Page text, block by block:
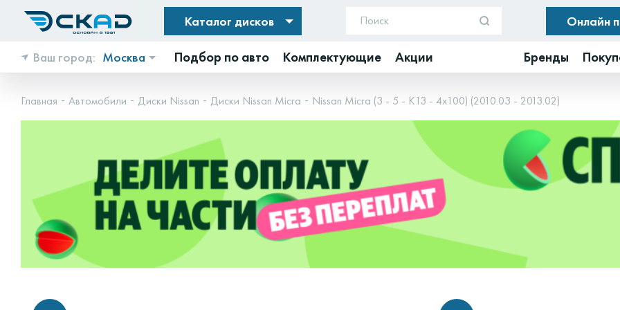
Каталог дисков Онлайн
Ваш город: Москва Подбор по авто Комплектующие Акции Бренды
Главная Автомобили Диски Nissan Диски Nissan Micra Nissan Micra (3 - 5 - K13 - 4x100) (2010.03 - 2013.02)